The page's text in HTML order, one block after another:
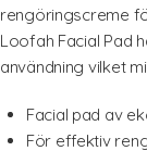
rengöringscreme
Loofah Facial Pad
användning vilket
Facial pad av
För effektiv